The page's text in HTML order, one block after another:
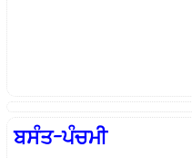
ਬਸੰਤ-ਪੰਚਮੀ